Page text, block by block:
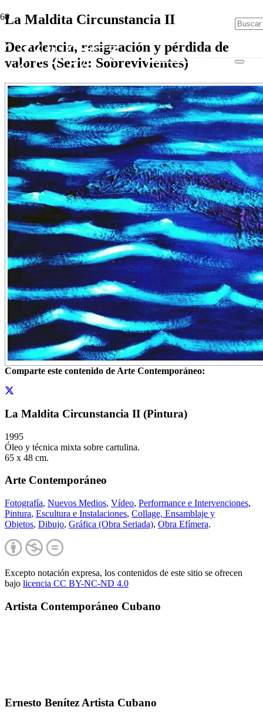
La Maldita Circunstancia II
Decadencia, resignación y pérdida de
valores (Serie: Sobrevivientes)
Comparte este contenido de Arte Contemporáneo:
La Maldita Circunstancia II (Pintura)
1995
Óleo y técnica mixta sobre cartulina.
65 x 48 cm.
Arte Contemporáneo
Fotografía, Nuevos Medios, Vídeo, Performance e Intervenciones,
Pintura, Escultura e Instalaciones, Collage, Ensamblaje y
Objetos, Dibujo, Gráfica (Obra Seriada), Obra Efímera.
Excepto notación expresa, los contenidos de este sitio se ofrecen
bajo licencia CC BY-NC-ND 4.0
Artista Contemporáneo Cubano
Ernesto Benítez Artista Cubano